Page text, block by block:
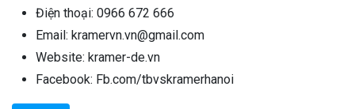
Điện thoại: 0966 672 666
Email: kramervn.vn@gmail.com
Website: kramer-de.vn
Facebook: Fb.com/tbvskramerhanoi